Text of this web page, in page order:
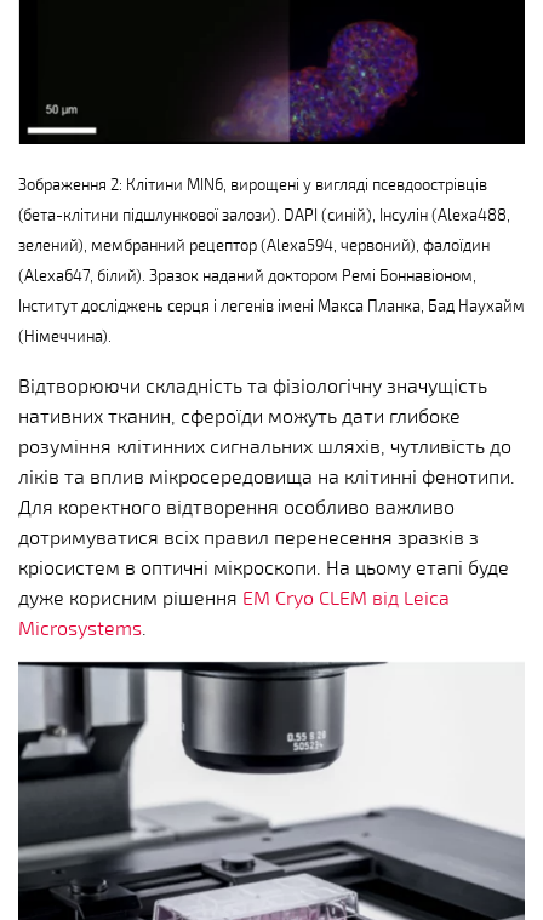
Зображення 2: Клітини MIN6, вирощені у вигляді псевдоострівців
(бета-клітини підшлункової залози). DAPI (синій), Інсулін (Alexa488,
зелений), мембранний рецептор (Alexa594, червоний), фалоїдин
(Alexa647, білий). Зразок наданий доктором Ремі Боннавіоном,
Інститут досліджень серця і легенів імені Макса Планка, Бад Наухайм
(Німеччина).
Відтворюючи складність та фізіологічну значущість
нативних тканин, сфероїди можуть дати глибоке
розуміння клітинних сигнальних шляхів, чутливість до
ліків та вплив мікросередовища на клітинні фенотипи.
Для коректного відтворення особливо важливо
дотримуватися всіх правил перенесення зразків з
кріосистем в оптичні мікроскопи. На цьому етапі буде
дуже корисним рішення EM Cryo CLEM від Leica
Microsystems